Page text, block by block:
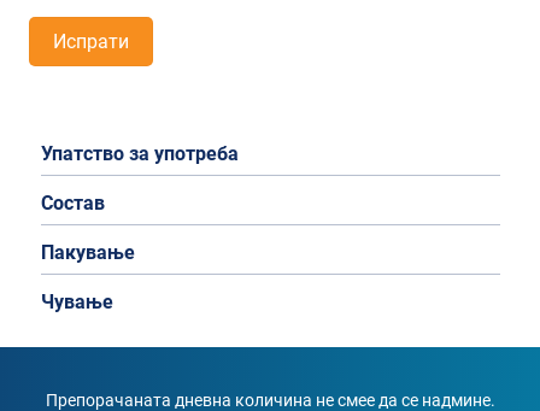
Испрати
Упатство за употреба
Состав
Пакување
Чување
Препорачаната дневна количина не смее да се надмине.